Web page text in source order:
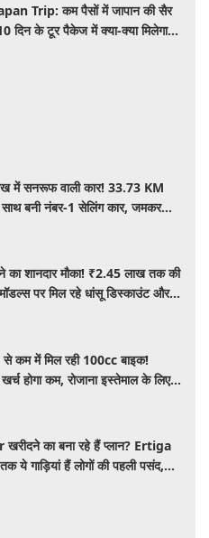
Trip: कम पैसों में जापान की सैर
दिन के टूर पैकेज में क्या-क्या मिलेगा?
में सनरूफ वाली कार! 33.73 KM
बनी नंबर-1 सेलिंग कार, जमकर
का शानदार मौका! ₹2.45 लाख तक की
पर मिल रहे धांसू डिस्काउंट और
कम में मिल रही 100cc बाइक!
होगा कम, रोजाना इस्तेमाल के लिए है
खरीदने का बना रहे हैं प्लान? Ertiga
ये गाड़ियां हैं लोगों की पहली पसंद,